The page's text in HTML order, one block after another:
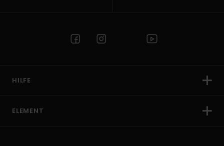
HILFE
ELEMENT